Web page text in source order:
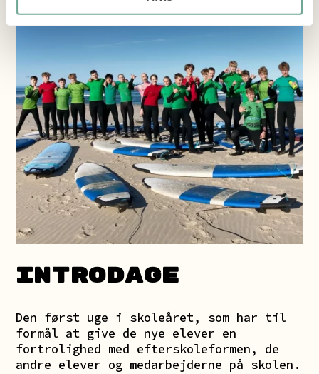
INTRODAGE
Den først uge i skoleåret, som har til
formål at give de nye elever en
fortrolighed med efterskoleformen, de
andre elever og medarbejderne på skolen.